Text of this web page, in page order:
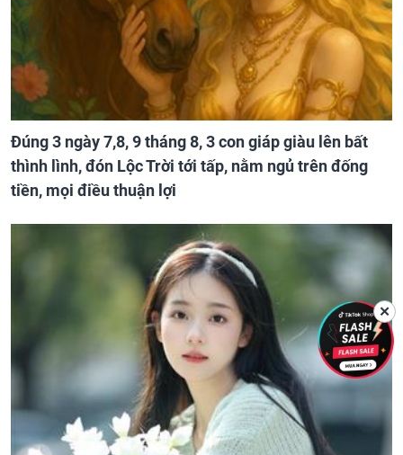
Đúng 3 ngày 7,8, 9 tháng 8, 3 con giáp giàu lên bất
thình lình, đón Lộc Trời tới tấp, nằm ngủ trên đống
tiền, mọi điều thuận lợi
✕